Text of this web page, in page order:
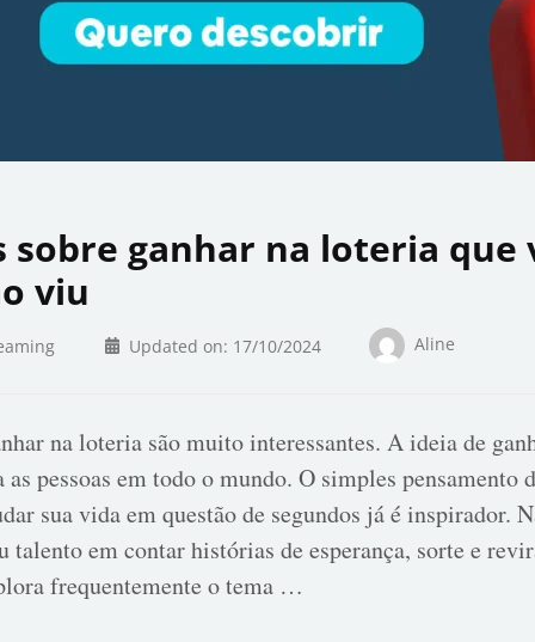
sobre ganhar na loteria que
viu
Updated on: 17/10/2024 Aline
na loteria são muito interessantes. A ideia de
pessoas em todo o mundo. O simples pensamento
sua vida em questão de segundos já é inspirador.
talento em contar histórias de esperança, sorte e
frequentemente o tema …